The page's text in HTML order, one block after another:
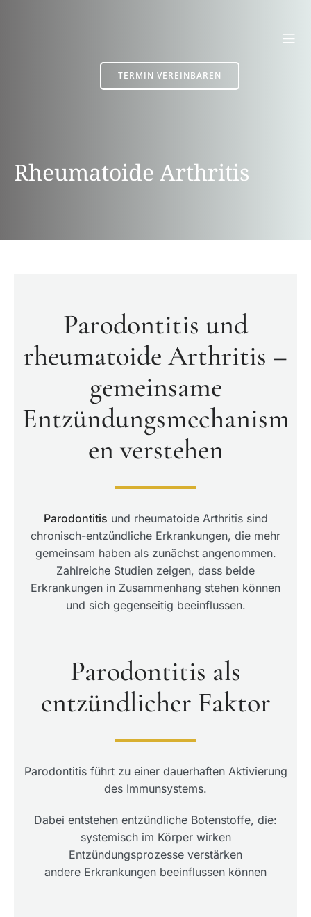
TERMIN VEREINBAREN
Rheumatoide Arthritis
Parodontitis und
rheumatoide Arthritis –
gemeinsame
Entzündungsmechanism
en verstehen
Parodontitis und rheumatoide Arthritis sind
chronisch-entzündliche Erkrankungen, die mehr
gemeinsam haben als zunächst angenommen.
Zahlreiche Studien zeigen, dass beide
Erkrankungen in Zusammenhang stehen können
und sich gegenseitig beeinflussen.
Parodontitis als
entzündlicher Faktor
Parodontitis führt zu einer dauerhaften Aktivierung
des Immunsystems.
Dabei entstehen entzündliche Botenstoffe, die:
systemisch im Körper wirken
Entzündungsprozesse verstärken
andere Erkrankungen beeinflussen können